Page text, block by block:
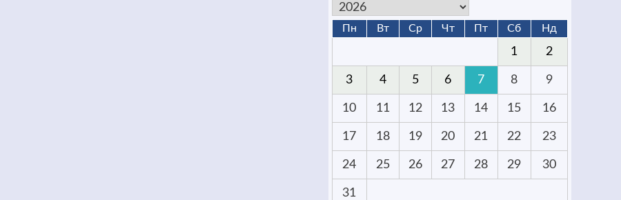
Пн Вт Ср Чт Пт Сб Нд
1 2
3 4 5 6 7 8 9
10 11 12 13 14 15 16
17 18 19 20 21 22 23
24 25 26 27 28 29 30
31